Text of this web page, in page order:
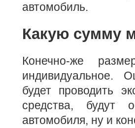
автомобиль.
Какую сумму
Конечно-же
индивидуальное.
будет проводить
средства, будут
автомобиля, ну и